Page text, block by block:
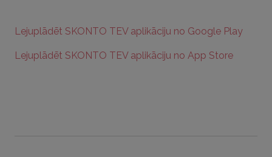
Lejuplādēt SKONTO TEV aplikāciju no Google Play
Lejuplādēt SKONTO TEV aplikāciju no App Store